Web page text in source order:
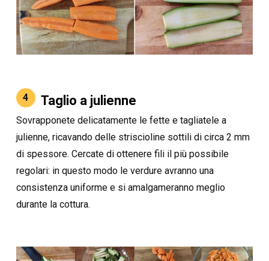
4 Taglio a julienne
Sovrapponete delicatamente le fette e tagliatele a
julienne, ricavando delle striscioline sottili di circa 2 mm
di spessore. Cercate di ottenere fili il più possibile
regolari: in questo modo le verdure avranno una
consistenza uniforme e si amalgameranno meglio
durante la cottura.